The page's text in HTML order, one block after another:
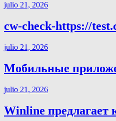
julio 21, 2026
cw-check-https://
julio 21, 2026
Мобильные
julio 21, 2026
Winline предлагает